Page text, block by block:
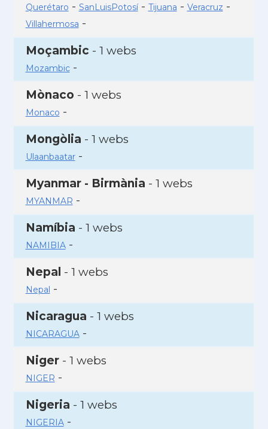
Querétaro - SanLuisPotosí- Tijuana - Veracruz -
Villahermosa -
Moçambic - 1 webs
Mozambic-
Mònaco - 1 webs
Monaco -
Mongòlia - 1 webs
Ulaanbaatar-
Myanmar - Birmània - 1 webs
MYANMAR -
Namíbia - 1 webs
NAMIBIA-
Nepal - 1 webs
Nepal -
Nicaragua - 1 webs
NICARAGUA-
Niger- 1 webs
NIGER -
Nigeria - 1 webs
NIGERIA-